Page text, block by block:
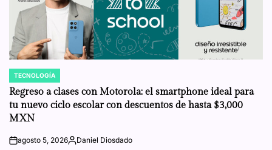
POSTED
IN
TECNOLOGÍA
Regreso a clases con Motorola: el smartphone ideal para
tu nuevo ciclo escolar con descuentos de hasta $3,000
MXN
onagosto 5, 2026Posted
Daniel Diosdado